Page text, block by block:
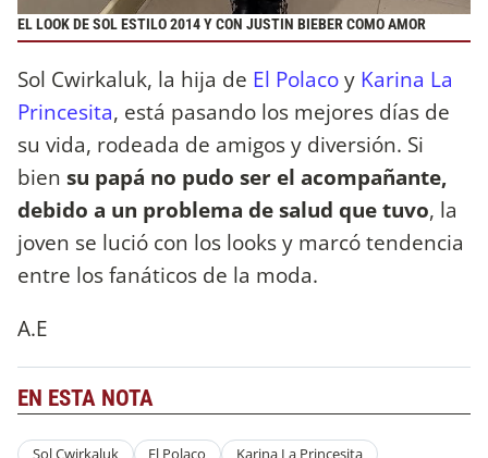
EL LOOK DE SOL ESTILO 2014 Y CON JUSTIN BIEBER COMO AMOR
Sol Cwirkaluk, la hija de El Polacoy Karina La
Princesita, está pasando los mejores días de
su vida, rodeada de amigos y diversión. Si
bien su papá no pudo ser el acompañante,
debido a un problema de salud que tuvo, la
joven se lució con los looks y marcó tendencia
entre los fanáticos de la moda.
A.E
EN ESTA NOTA
Sol Cwirkaluk El Polaco Karina La Princesita